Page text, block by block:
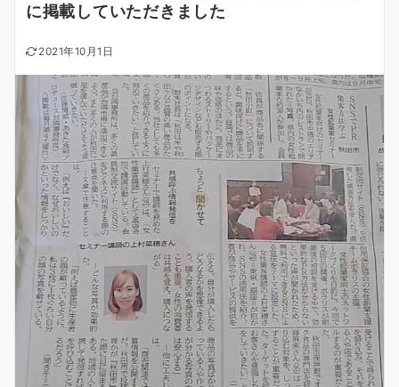
に掲載していただきました
2021年10月1日